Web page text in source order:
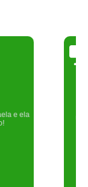
fizeram por nós!